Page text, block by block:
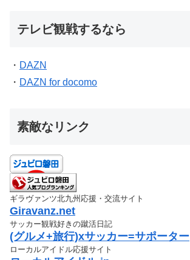
テレビ観戦するなら
・ DAZN
・ DAZN for docomo
素敵なリンク
ギラヴァンツ北九州応援・交流サイト
Giravanz.net
サッカー観戦好きの蹴活日記
(グルメ+旅行)xサッカー=サポーター
ローカルアイドル応援サイト